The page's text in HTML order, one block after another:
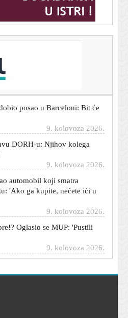
plan za Gazu: 'Neće biti
DORH-u: Njihov kolega
automobil koji smatra
'Ako ga kupite, nećete ići u
Oglasio se MUP: 'Pustili
Šalati: Punk osvježenje
9. kolovoza 2026.
čovjeka u Sarajevu, a onda